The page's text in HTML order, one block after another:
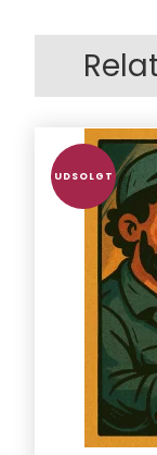
UDSOLGT